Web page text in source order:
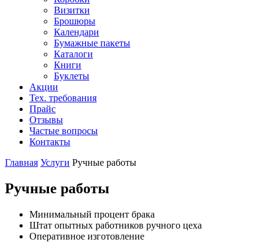
Визитки
Брошюры
Календари
Бумажные пакеты
Каталоги
Книги
Буклеты
Акции
Тех. требования
Прайс
Отзывы
Частые вопросы
Контакты
Главная Услуги Ручные работы
Ручные работы
Минимальный процент брака
Штат опытных работников ручного цеха
Оперативное изготовление